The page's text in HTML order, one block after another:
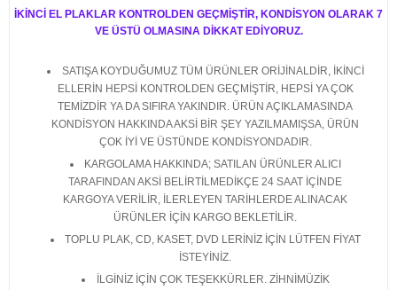
İKİNCİ EL PLAKLAR KONTROLDEN GEÇMİŞTİR, KONDİSYON OLARAK 7
VE ÜSTÜ OLMASINA DİKKAT EDİYORUZ.
SATIŞA KOYDUĞUMUZ TÜM ÜRÜNLER ORİJİNALDİR, İKİNCİ
ELLERİN HEPSİ KONTROLDEN GEÇMİŞTİR, HEPSİ YA ÇOK
TEMİZDİR YA DA SIFIRA YAKINDIR. ÜRÜN AÇIKLAMASINDA
KONDİSYON HAKKINDA AKSİ BİR ŞEY YAZILMAMIŞSA, ÜRÜN
ÇOK İYİ VE ÜSTÜNDE KONDİSYONDADIR.
KARGOLAMA HAKKINDA; SATILAN ÜRÜNLER ALICI
TARAFINDAN AKSİ BELİRTİLMEDİKÇE 24 SAAT İÇİNDE
KARGOYA VERİLİR, İLERLEYEN TARİHLERDE ALINACAK
ÜRÜNLER İÇİN KARGO BEKLETİLİR.
TOPLU PLAK, CD, KASET, DVD LERİNİZ İÇİN LÜTFEN FİYAT
İSTEYİNİZ.
İLGİNİZ İÇİN ÇOK TEŞEKKÜRLER. ZİHNİMÜZİK